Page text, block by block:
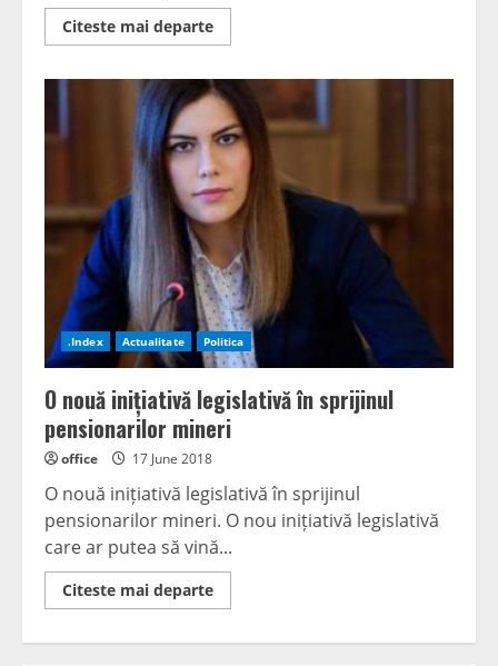
Citeste mai departeRead
more
medicale
de
urgență,
model
pentru
bulgarii
din
Bansko
.Index Actualitate Politica
O nouă inițiativă legislativă în sprijinul
pensionarilor mineri
office 17 June 2018
O nouă inițiativă legislativă în sprijinul
pensionarilor mineri. O nou inițiativă legislativă
care ar putea să vină...
Citeste mai departeRead
more